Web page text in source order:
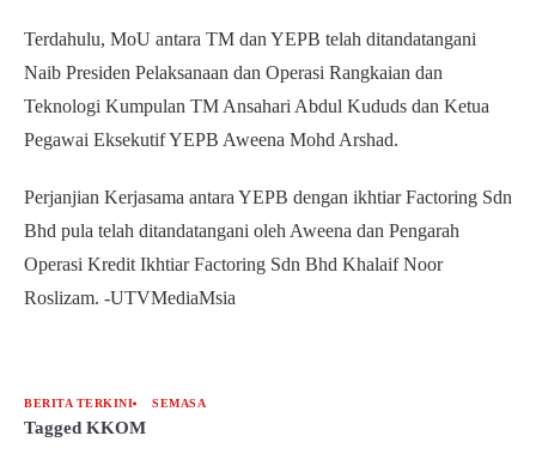
Terdahulu, MoU antara TM dan YEPB telah ditandatangani
Naib Presiden Pelaksanaan dan Operasi Rangkaian dan
Teknologi Kumpulan TM Ansahari Abdul Kududs dan Ketua
Pegawai Eksekutif YEPB Aweena Mohd Arshad.
Perjanjian Kerjasama antara YEPB dengan ikhtiar Factoring Sdn
Bhd pula telah ditandatangani oleh Aweena dan Pengarah
Operasi Kredit Ikhtiar Factoring Sdn Bhd Khalaif Noor
Roslizam. -UTVMediaMsia
BERITA TERKINI SEMASA
Tagged KKOM